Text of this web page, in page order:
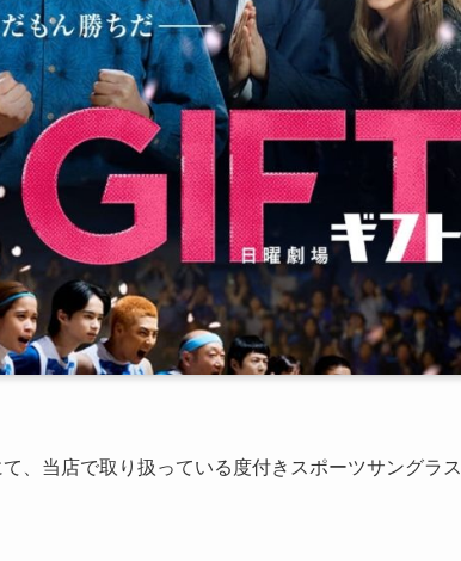
、当店で取り扱っている度付きスポーツサングラス